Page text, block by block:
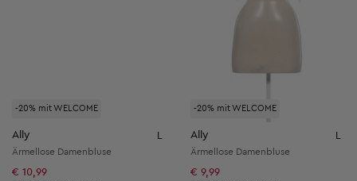
-20% mit WELCOME
Ally L
Ärmellose Damenbluse
€ 10,99
-20% mit WELCOME
Ally L
Ärmellose Damenbluse
€ 9,99